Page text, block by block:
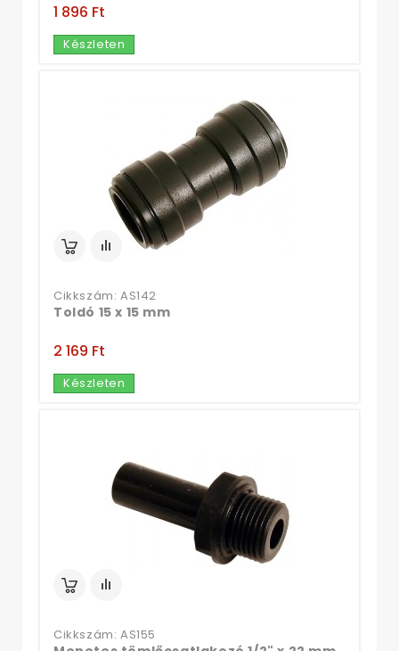
1 896 Ft‎
Készleten
Cikkszám: AS142
Toldó 15 x 15 mm
2 169 Ft‎
Készleten
Cikkszám: AS155